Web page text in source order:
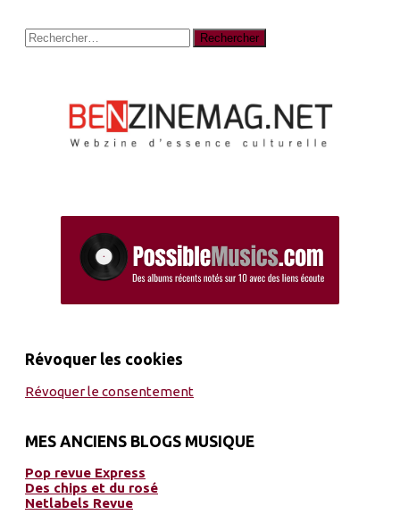
Rechercher :
Révoquer les cookies
Révoquer le consentement
MES ANCIENS BLOGS MUSIQUE
Pop revue Express
Des chips et du rosé
Netlabels Revue